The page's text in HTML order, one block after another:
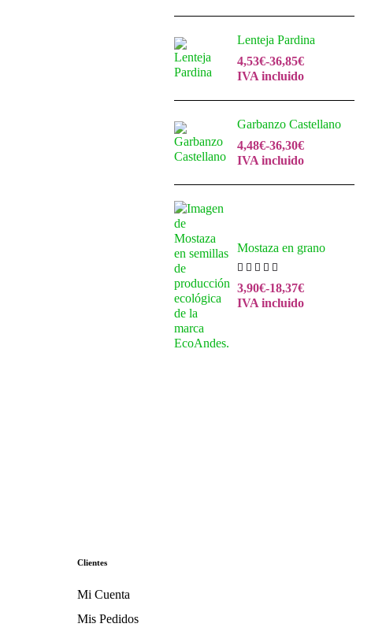
Lenteja Pardina
4,53€-36,85€
IVA incluido
Garbanzo Castellano
4,48€-36,30€
IVA incluido
Mostaza en grano
3,90€-18,37€
IVA incluido
Clientes
Mi Cuenta
Mis Pedidos